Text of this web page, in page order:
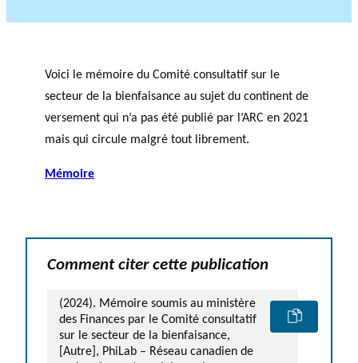
Voici le mémoire du Comité consultatif sur le
secteur de la bienfaisance au sujet du continent de
versement qui n’a pas été publié par l’ARC en 2021
mais qui circule malgré tout librement.
Mémoire
Comment citer cette publication
(2024). Mémoire soumis au ministère
des Finances par le Comité consultatif
sur le secteur de la bienfaisance,
[Autre], PhiLab – Réseau canadien de